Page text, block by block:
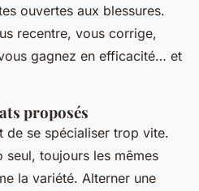
ouvertes aux blessures.
recentre, vous corrige,
gagnez en efficacité… et
proposés
de se spécialiser trop vite.
toujours les mêmes
la variété. Alterner une